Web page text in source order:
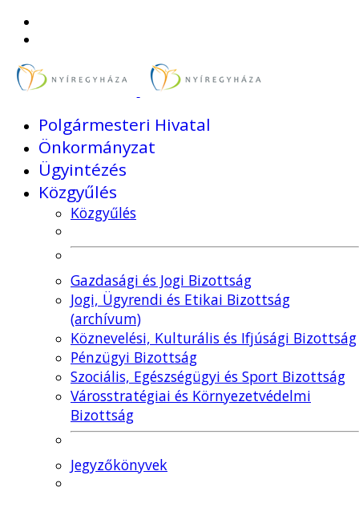
Polgármesteri Hivatal
Önkormányzat
Ügyintézés
Közgyűlés
Közgyűlés
Gazdasági és Jogi Bizottság
Jogi, Ügyrendi és Etikai Bizottság
(archívum)
Köznevelési, Kulturális és Ifjúsági Bizottság
Pénzügyi Bizottság
Szociális, Egészségügyi és Sport Bizottság
Városstratégiai és Környezetvédelmi
Bizottság
Jegyzőkönyvek